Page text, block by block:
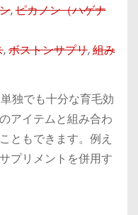
,ピカノン（ハゲナ
,ボストンサプリ,組み
独でも十分な育毛効
アイテムと組み合わ
ともできます。例え
プリメントを併用す